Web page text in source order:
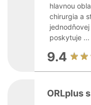
hlavnou
chirurgia a
poskytuje ...
9.4
ORLplus